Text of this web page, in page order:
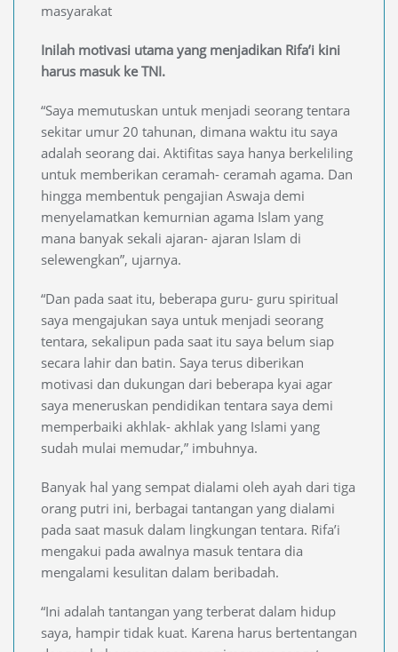
masyarakat
Inilah motivasi utama yang menjadikan Rifa’i kini
harus masuk ke TNI.
“Saya memutuskan untuk menjadi seorang tentara
sekitar umur 20 tahunan, dimana waktu itu saya
adalah seorang dai. Aktifitas saya hanya berkeliling
untuk memberikan ceramah- ceramah agama. Dan
hingga membentuk pengajian Aswaja demi
menyelamatkan kemurnian agama Islam yang
mana banyak sekali ajaran- ajaran Islam di
selewengkan”, ujarnya.
“Dan pada saat itu, beberapa guru- guru spiritual
saya mengajukan saya untuk menjadi seorang
tentara, sekalipun pada saat itu saya belum siap
secara lahir dan batin. Saya terus diberikan
motivasi dan dukungan dari beberapa kyai agar
saya meneruskan pendidikan tentara saya demi
memperbaiki akhlak- akhlak yang Islami yang
sudah mulai memudar,” imbuhnya.
Banyak hal yang sempat dialami oleh ayah dari tiga
orang putri ini, berbagai tantangan yang dialami
pada saat masuk dalam lingkungan tentara. Rifa’i
mengakui pada awalnya masuk tentara dia
mengalami kesulitan dalam beribadah.
“Ini adalah tantangan yang terberat dalam hidup
saya, hampir tidak kuat. Karena harus bertentangan